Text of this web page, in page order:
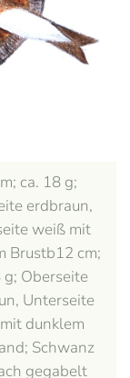
ca. 18 g;
erdbraun,
weiß mit
Brustb12 cm;
g; Oberseite
Unterseite
dunklem
Schwanz
gegabelt